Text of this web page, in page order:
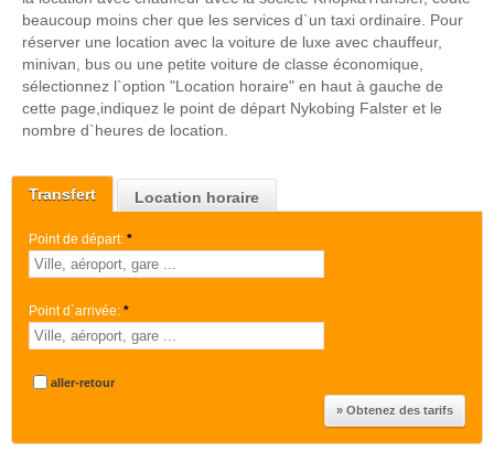
Transfert Location horaire
Point de départ: *
Point d`arrivée: *
aller-retour
beaucoup moins cher que les services d`un taxi ordinaire. Pour
réserver une location avec la voiture de luxe avec chauffeur,
minivan, bus ou une petite voiture de classe économique,
sélectionnez l`option "Location horaire" en haut à gauche de
cette page,indiquez le point de départ Nykobing Falster et le
nombre d`heures de location.